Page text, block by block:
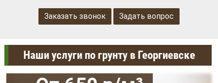
Заказать звонок Задать вопрос
Наши услуги по грунту в Георгиевске